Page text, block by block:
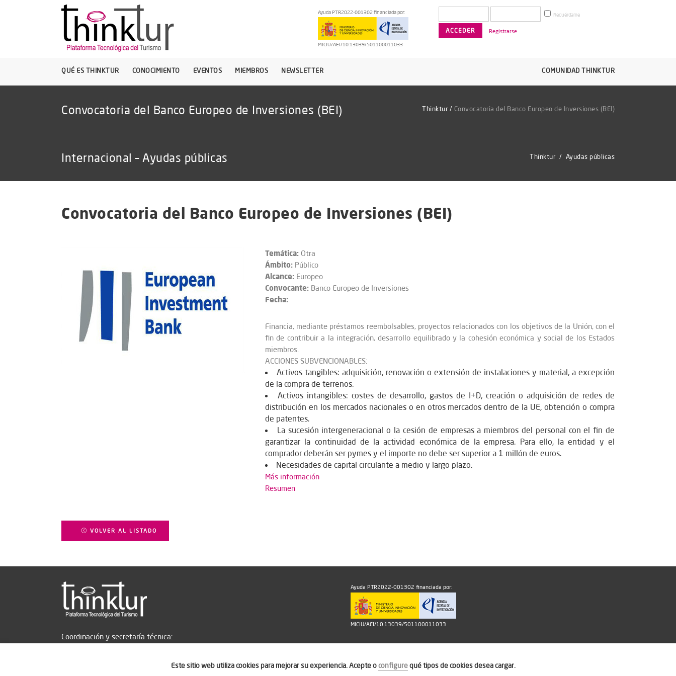
Ayuda PTR2022-001302 financiada por:
MICIU/AEI/10.13039/501100011033
Recuérdame
Registrarse
QUÉ ES THINKTUR CONOCIMIENTO EVENTOS MIEMBROS NEWSLETTER COMUNIDAD THINKTUR
Convocatoria del Banco Europeo de Inversiones (BEI) Thinktur / Convocatoria del Banco Europeo de Inversiones (BEI)
Internacional – Ayudas públicas Thinktur / Ayudas públicas
Convocatoria del Banco Europeo de Inversiones (BEI)
Temática: Otra
Ámbito: Público
Alcance: Europeo
Convocante: Banco Europeo de Inversiones
Fecha:
Financia, mediante préstamos reembolsables, proyectos relacionados con los objetivos de la Unión, con el
fin de contribuir a la integración, desarrollo equilibrado y la cohesión económica y social de los Estados
miembros.
ACCIONES SUBVENCIONABLES:
Activos tangibles: adquisición, renovación o extensión de instalaciones y material, a excepción
de la compra de terrenos.
Activos intangibles: costes de desarrollo, gastos de I+D, creación o adquisición de redes de
distribución en los mercados nacionales o en otros mercados dentro de la UE, obtención o compra
de patentes.
La sucesión intergeneracional o la cesión de empresas a miembros del personal con el fin de
garantizar la continuidad de la actividad económica de la empresa. Para ello, la entidad y el
comprador deberán ser pymes y el importe no debe ser superior a 1 millón de euros.
Necesidades de capital circulante a medio y largo plazo.
Más información
Resumen
VOLVER AL LISTADO
Coordinación y secretaría técnica:
Ayuda PTR2022-001302 financiada por:
MICIU/AEI/10.13039/501100011033
Este sitio web utiliza cookies para mejorar su experiencia. Acepte oconfigurequé tipos de cookies desea cargar.